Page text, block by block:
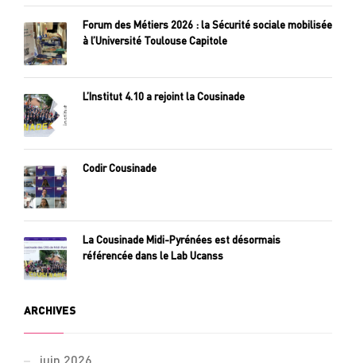
Forum des Métiers 2026 : la Sécurité sociale mobilisée
à l’Université Toulouse Capitole
L’Institut 4.10 a rejoint la Cousinade
Codir Cousinade
La Cousinade Midi-Pyrénées est désormais
référencée dans le Lab Ucanss
ARCHIVES